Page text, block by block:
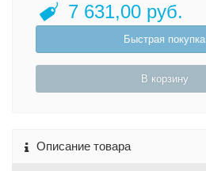
7 631,00 руб.
Быстрая покупка
В корзину
Описание товара